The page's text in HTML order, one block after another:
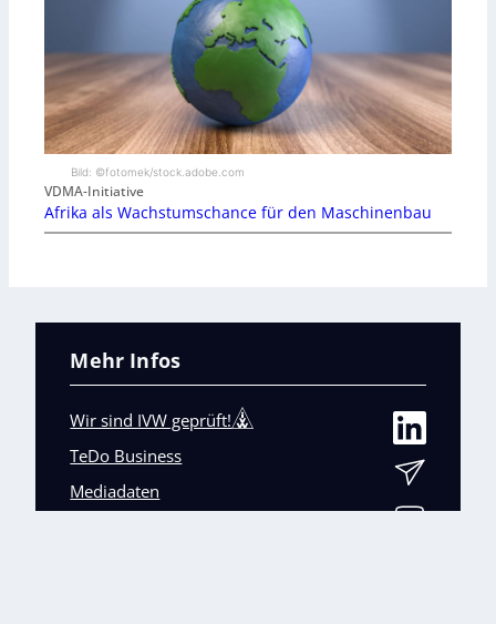
Bild: ©fotomek/stock.adobe.com
VDMA-Initiative
Afrika als Wachstumschance für den Maschinenbau
Mehr Infos
Wir sind IVW geprüft!
TeDo Business
Mediadaten